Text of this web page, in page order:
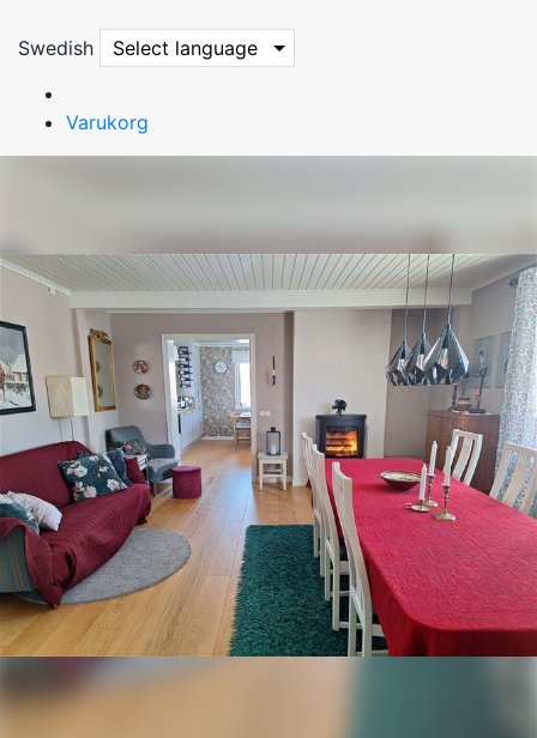
Swedish Select language
Varukorg